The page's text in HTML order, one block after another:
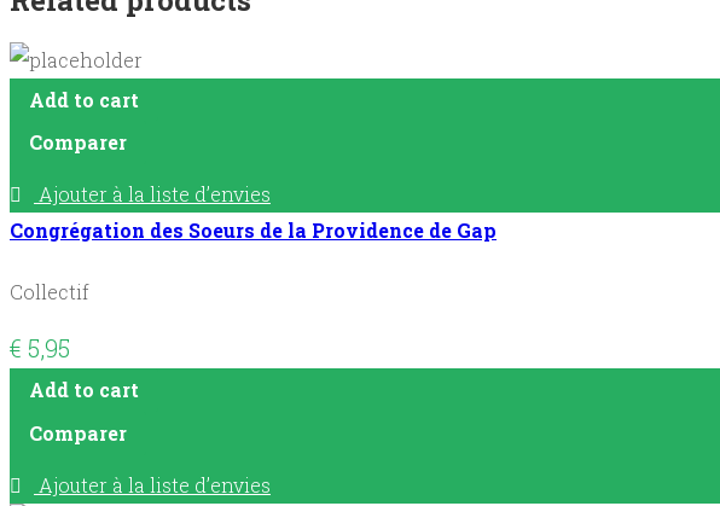
Add to cart
Comparer
Ajouter à la liste d’envies
Congrégation des Soeurs de la Providence de Gap
Collectif
€ 5,95
Add to cart
Comparer
Ajouter à la liste d’envies